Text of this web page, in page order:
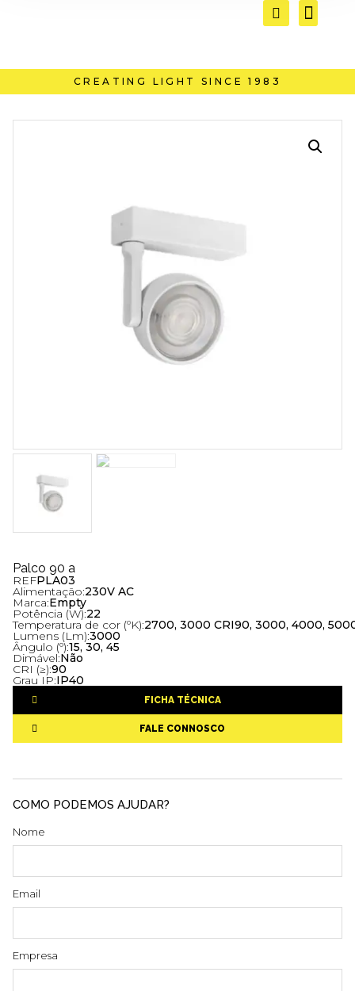
CREATING LIGHT SINCE 1983
Palco 90 a
REFPLA03
Alimentação:230V AC
Marca:Empty
Potência (W):22
Temperatura de cor (ºK):2700, 3000 CRI90, 3000, 4000,
Lumens (Lm):3000
Ângulo (º):15, 30, 45
Dimável:Não
CRI (≥):90
Grau IP:IP40
FICHA TÉCNICA
FALE CONNOSCO
COMO PODEMOS AJUDAR?
Nome
Email
Empresa